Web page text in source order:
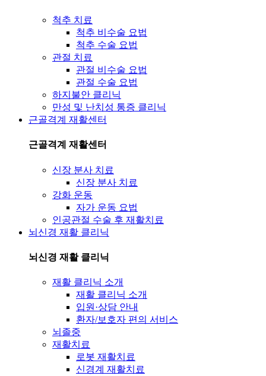
척추 치료
척추 비수술 요법
척추 수술 요법
관절 치료
관절 비수술 요법
관절 수술 요법
하지불안 클리닉
만성 및 난치성 통증 클리닉
근골격계 재활센터
근골격계 재활센터
신장 분사 치료
신장 분사 치료
강화 운동
자가 운동 요법
인공관절 수술 후 재활치료
뇌신경 재활 클리닉
뇌신경 재활 클리닉
재활 클리닉 소개
재활 클리닉 소개
입원·상담 안내
환자/보호자 편의 서비스
뇌졸중
재활치료
로봇 재활치료
신경계 재활치료